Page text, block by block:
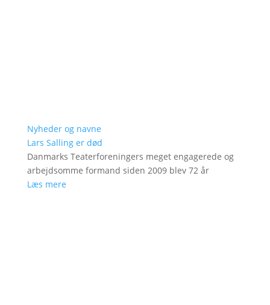
Nyheder og navne
Lars Salling er død
Danmarks Teaterforeningers meget engagerede og
arbejdsomme formand siden 2009 blev 72 år
Læs mere